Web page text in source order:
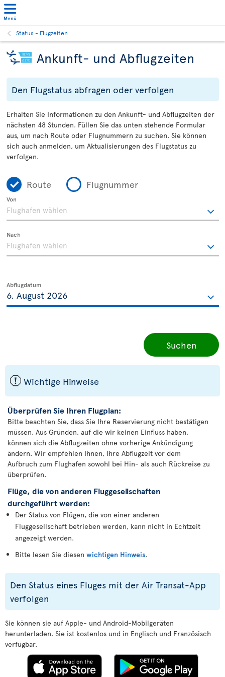
Menü
Status - Flugzeiten
Ankunft- und Abflugzeiten
Den Flugstatus abfragen oder verfolgen
Erhalten Sie Informationen zu den Ankunft- und Abflugzeiten der
nächsten 48 Stunden. Füllen Sie das unten stehende Formular
aus, um nach Route oder Flugnummern zu suchen. Sie können
sich auch anmelden, um Aktualisierungen des Flugstatus zu
verfolgen.
Route Flugnummer
Von
Nach
Abflugdatum
Suchen
ü Wichtige Hinweise
Überprüfen Sie Ihren Flugplan:
Bitte beachten Sie, dass Sie Ihre Reservierung nicht bestätigen
müssen. Aus Gründen, auf die wir keinen Einfluss haben,
können sich die Abflugzeiten ohne vorherige Ankündigung
ändern. Wir empfehlen Ihnen, Ihre Abflugzeit vor dem
Aufbruch zum Flughafen sowohl bei Hin- als auch Rückreise zu
überprüfen.
Flüge, die von anderen Fluggesellschaften
durchgeführt werden:
Der Status von Flügen, die von einer anderen
Fluggesellschaft betrieben werden, kann nicht in Echtzeit
angezeigt werden.
Bitte lesen Sie diesen wichtigen Hinweis.
Den Status eines Fluges mit der Air Transat-App
verfolgen
Sie können sie auf Apple- und Android-Mobilgeräten
herunterladen. Sie ist kostenlos und in Englisch und Französisch
verfügbar.